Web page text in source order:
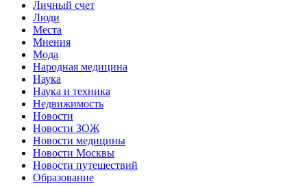
Личный счет
Люди
Места
Мнения
Мода
Народная медицина
Наука
Наука и техника
Недвижимость
Новости
Новости ЗОЖ
Новости медицины
Новости Москвы
Новости путешествий
Образование